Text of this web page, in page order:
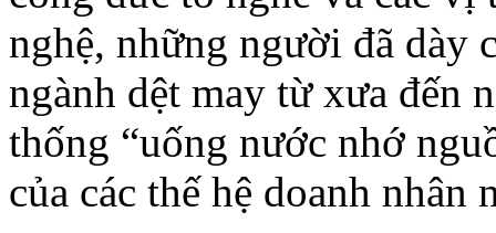
nghệ, những người đã dày
ngành dệt may từ xưa đến
thống “uống nước nhớ
của các thế hệ doanh